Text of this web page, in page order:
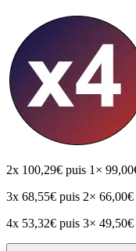
2x 100,29€ puis 1×
3x 68,55€ puis 2× 66,00€
4x 53,32€ puis 3× 49,50€